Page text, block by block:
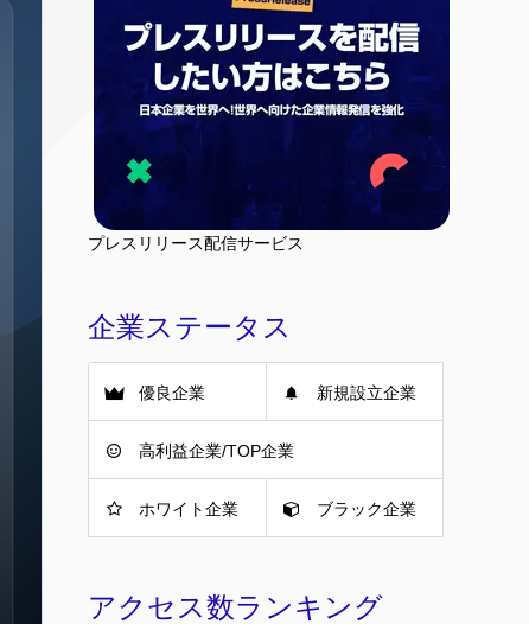
プレスリリース配信サービス
企業ステータス
優良企業 新規設立企業
高利益企業/TOP企業
ホワイト企業 ブラック企業
アクセス数ランキング